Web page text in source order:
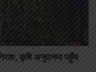
कृषि अनुदानमा पहुँच